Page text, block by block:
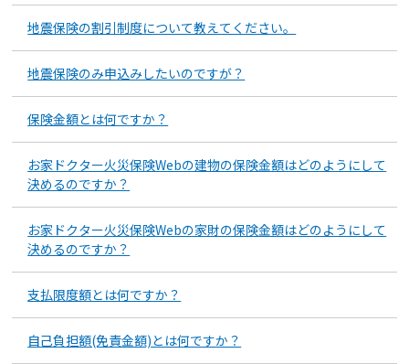
地震保険の割引制度について教えてください。
地震保険のみ申込みしたいのですが？
保険金額とは何ですか？
お家ドクター火災保険Webの建物の保険金額はどのようにして
決めるのですか？
お家ドクター火災保険Webの家財の保険金額はどのようにして
決めるのですか？
支払限度額とは何ですか？
自己負担額(免責金額)とは何ですか？